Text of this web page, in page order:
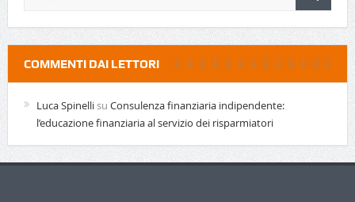
COMMENTI DAI LETTORI
Luca Spinellisu Consulenza finanziaria indipendente:
l’educazione finanziaria al servizio dei risparmiatori